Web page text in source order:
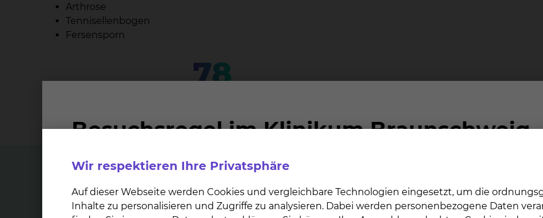
Arthrose
Tennisellenbogen
Fersensporn
78
Top Themen
Wir respektieren Ihre Privatsphäre
Auf dieser Webseite werden Cookies und vergleichbare Technologien eingesetzt, um die
Inhalte zu personalisieren und Zugriffe zu analysieren. Dabei werden personenbezogene Daten